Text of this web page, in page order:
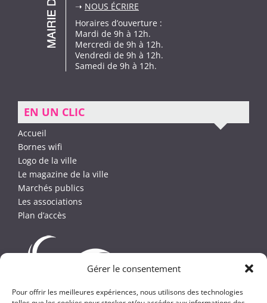
Gérer le consentement
Pour offrir les meilleures expériences, nous utilisons des technologies
➝ NOUS ÉCRIRE
Horaires d’ouverture :
Mardi de 9h à 12h.
Mercredi de 9h à 12h.
Vendredi de 9h à 12h.
Samedi de 9h à 12h.
EN UN CLIC
Accueil
Bornes wifi
Logo de la ville
Le magazine de la ville
Marchés publics
Les associations
Plan d’accès